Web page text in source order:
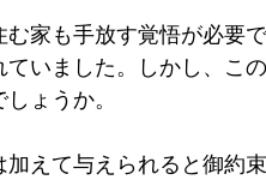
家も手放す覚悟が必要で
いました。しかし、こ
ょうか。
えて与えられると御約束